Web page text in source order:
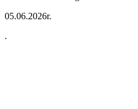
05.06.2026r.
.